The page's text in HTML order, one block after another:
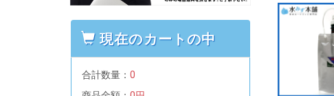
現在のカートの中
合計数量： 0